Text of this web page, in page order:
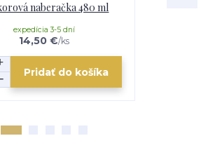
naberačka 480 ml
14,50 €/ks
expedícia 3-5 dní
Pridať do košíka